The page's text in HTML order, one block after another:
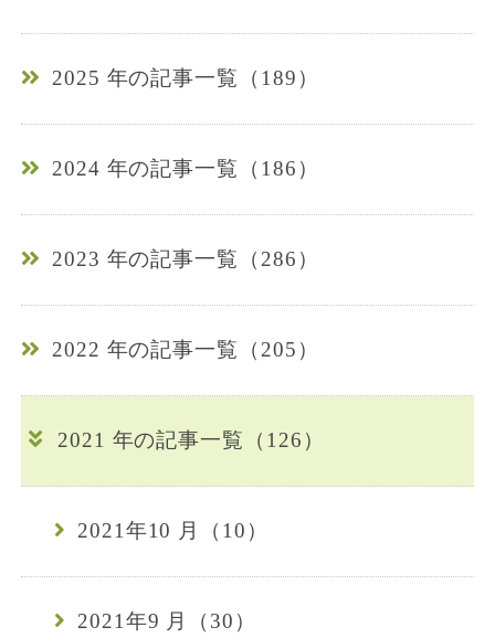
2025 年の記事一覧（189）
2024 年の記事一覧（186）
2023 年の記事一覧（286）
2022 年の記事一覧（205）
2021 年の記事一覧（126）
2021年10 月（10）
2021年9 月（30）